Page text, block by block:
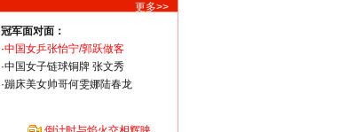
更多>>
冠军面对面：
·中国女乒张怡宁/郭跃做客
·中国女子链球铜牌 张文秀
·蹦床美女帅哥何雯娜陆春龙